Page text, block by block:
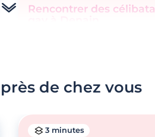
Rencontrer des
de chez vous
3 minutes